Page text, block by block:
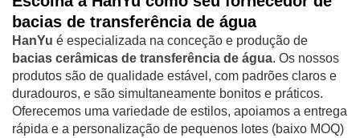
bacias de transferência de água
HanYu é especializada na conceção e produção de
bacias cerâmicas de transferência de água. Os nossos
produtos são de qualidade estável, com padrões claros e
duradouros, e são simultaneamente bonitos e práticos.
Oferecemos uma variedade de estilos, apoiamos a entrega
rápida e a personalização de pequenos lotes (baixo MOQ)